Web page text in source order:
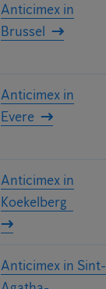
Anticimex in
Brussel
Anticimex in
Evere
Anticimex in
Koekelberg
Anticimex in Sint-